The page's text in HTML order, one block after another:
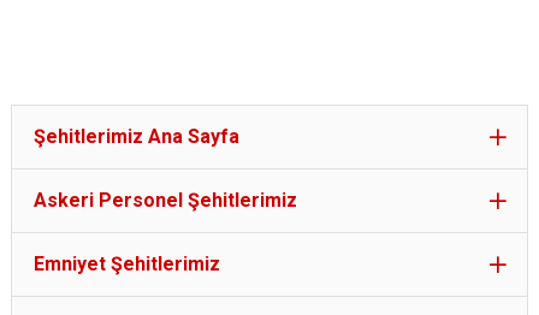
Şehitlerimiz Ana Sayfa
Askeri Personel Şehitlerimiz
Emniyet Şehitlerimiz